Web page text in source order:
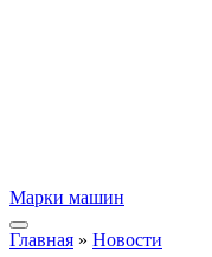
Марки машин
Главная » Новости